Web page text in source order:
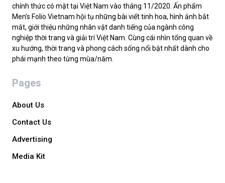
chính thức có mặt tại Việt Nam vào tháng 11/2020. Ấn phẩm
Men’s Folio Vietnam hội tụ những bài viết tinh hoa, hình ảnh bắt
mắt, giới thiệu những nhân vật danh tiếng của ngành công
nghiệp thời trang và giải trí Việt Nam. Cùng cái nhìn tổng quan về
xu hướng, thời trang và phong cách sống nổi bật nhất dành cho
phái mạnh theo từng mùa/năm.
Pages
About Us
Contact Us
Advertising
Media Kit